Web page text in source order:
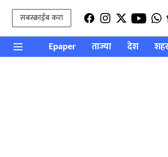
सबस्क्राईब करा
Epaper ताज्या देश